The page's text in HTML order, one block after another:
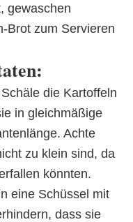
gewaschen
Brot zum Servieren
Schäle die Kartoffeln
in gleichmäßige
Achte
zu klein sind, da
könnten.
eine Schüssel mit
dass sie